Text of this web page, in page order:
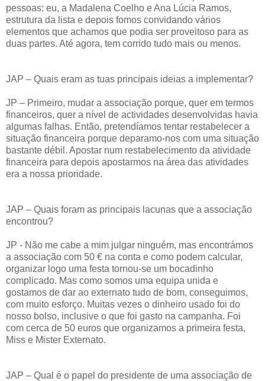
pessoas: eu, a Madalena Coelho e Ana Lúcia Ramos,
estrutura da lista e depois fomos convidando vários
elementos que achamos que podia ser proveitoso para as
duas partes. Até agora, tem corrido tudo mais ou menos.
JAP – Quais eram as tuas principais ideias a implementar?
JP – Primeiro, mudar a associação porque, quer em termos
financeiros, quer a nível de actividades desenvolvidas havia
algumas falhas. Então, pretendíamos tentar restabelecer a
situação financeira porque deparamo-nos com uma situação
bastante débil. Apostar num restabelecimento da atividade
financeira para depois apostarmos na área das atividades
era a nossa prioridade.
JAP – Quais foram as principais lacunas que a associação
encontrou?
JP - Não me cabe a mim julgar ninguém, mas encontrámos
a associação com 50 € na conta e como podem calcular,
organizar logo uma festa tornou-se um bocadinho
complicado. Mas como somos uma equipa unida e
gostamos de dar ao externato tudo de bom, conseguimos,
com muito esforço. Muitas vezes o dinheiro usado foi do
nosso bolso, inclusive o que foi gasto na campanha. Foi
com cerca de 50 euros que organizamos a primeira festa,
Miss e Mister Externato.
JAP – Qual é o papel do presidente de uma associação de